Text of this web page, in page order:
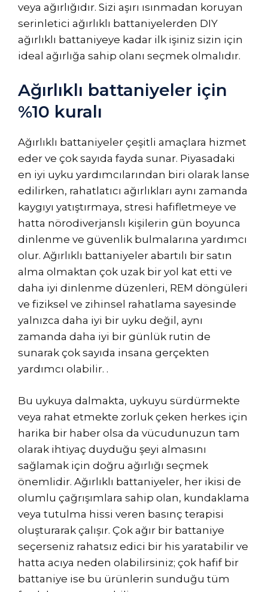
veya ağırlığıdır. Sizi aşırı ısınmadan koruyan
serinletici ağırlıklı battaniyelerden DIY
ağırlıklı battaniyeye kadar ilk işiniz sizin için
ideal ağırlığa sahip olanı seçmek olmalıdır.
Ağırlıklı battaniyeler için
%10 kuralı
Ağırlıklı battaniyeler çeşitli amaçlara hizmet
eder ve çok sayıda fayda sunar. Piyasadaki
en iyi uyku yardımcılarından biri olarak lanse
edilirken, rahatlatıcı ağırlıkları aynı zamanda
kaygıyı yatıştırmaya, stresi hafifletmeye ve
hatta nörodiverjanslı kişilerin gün boyunca
dinlenme ve güvenlik bulmalarına yardımcı
olur. Ağırlıklı battaniyeler abartılı bir satın
alma olmaktan çok uzak bir yol kat etti ve
daha iyi dinlenme düzenleri, REM döngüleri
ve fiziksel ve zihinsel rahatlama sayesinde
yalnızca daha iyi bir uyku değil, aynı
zamanda daha iyi bir günlük rutin de
sunarak çok sayıda insana gerçekten
yardımcı olabilir. .
Bu uykuya dalmakta, uykuyu sürdürmekte
veya rahat etmekte zorluk çeken herkes için
harika bir haber olsa da vücudunuzun tam
olarak ihtiyaç duyduğu şeyi almasını
sağlamak için doğru ağırlığı seçmek
önemlidir. Ağırlıklı battaniyeler, her ikisi de
olumlu çağrışımlara sahip olan, kundaklama
veya tutulma hissi veren basınç terapisi
oluşturarak çalışır. Çok ağır bir battaniye
seçerseniz rahatsız edici bir his yaratabilir ve
hatta acıya neden olabilirsiniz; çok hafif bir
battaniye ise bu ürünlerin sunduğu tüm